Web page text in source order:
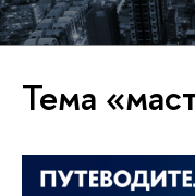
Тема